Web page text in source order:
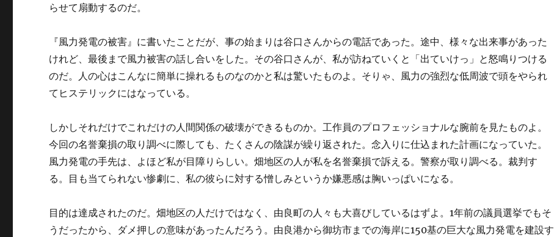
らせて扇動するのだ。
『風力発電の被害』に書いたことだが、事の始まりは谷口さんからの電話であった。途中、様々な出来事があった
けれど、最後まで風力被害の話し合いをした。その谷口さんが、私が訪ねていくと「出ていけっ」と怒鳴りつける
のだ。人の心はこんなに簡単に操れるものなのかと私は驚いたものよ。そりゃ、風力の強烈な低周波で頭をやられ
てヒステリックにはなっている。
しかしそれだけでこれだけの人間関係の破壊ができるものか。工作員のプロフェッショナルな腕前を見たものよ。
今回の名誉棄損の取り調べに際しても、たくさんの陰謀が繰り返された。念入りに仕込まれた計画になっていた。
風力発電の手先は、よほど私が目障りらしい。畑地区の人が私を名誉棄損で訴える。警察が取り調べる。裁判す
る。目も当てられない惨劇に、私の彼らに対する憎しみというか嫌悪感は胸いっぱいになる。
目的は達成されたのだ。畑地区の人だけではなく、由良町の人々も大喜びしているはずよ。1年前の議員選挙でもそ
うだったから、ダメ押しの意味があったんだろう。由良港から御坊市までの海岸に150基の巨大な風力発電を建設す